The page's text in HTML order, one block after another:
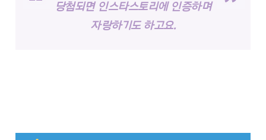
당첨되면 인스타스토리에 인증하며
자랑하기도 하고요.